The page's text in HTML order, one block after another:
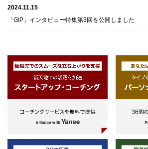
2024.11.15
「GIP」インタビュー特集第3回を公開しました